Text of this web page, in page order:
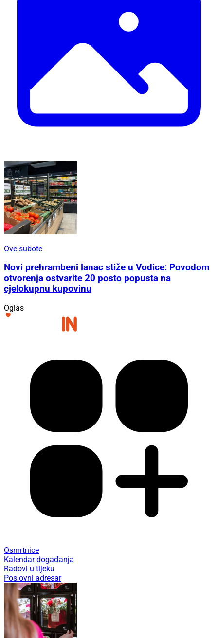
Ove subote
Novi prehrambeni lanac stiže u Vodice: Povodom
otvorenja ostvarite 20 posto popusta na
cjelokupnu kupovinu
Oglas
Osmrtnice
Kalendar događanja
Radovi u tijeku
Poslovni adresar